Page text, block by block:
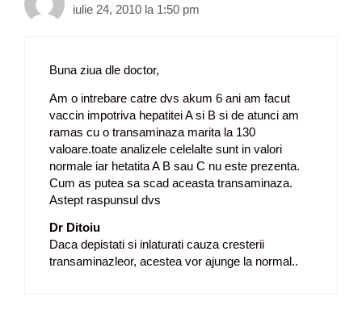
iulie 24, 2010 la 1:50 pm
Buna ziua dle doctor,
Am o intrebare catre dvs akum 6 ani am facut
vaccin impotriva hepatitei A si B si de atunci am
ramas cu o transaminaza marita la 130
valoare.toate analizele celelalte sunt in valori
normale iar hetatita A B sau C nu este prezenta.
Cum as putea sa scad aceasta transaminaza.
Astept raspunsul dvs
Dr Ditoiu
Daca depistati si inlaturati cauza cresterii
transaminazleor, acestea vor ajunge la normal..